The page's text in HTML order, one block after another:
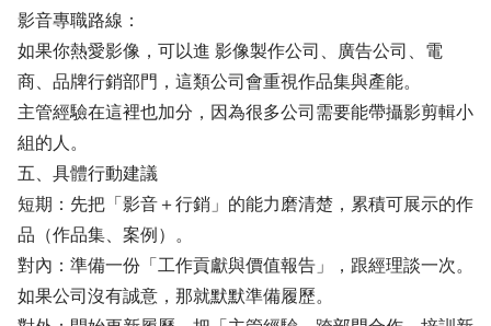
影音專職路線：
如果你熱愛影像，可以進 影像製作公司、廣告公司、電
商、品牌行銷部門，這類公司會重視作品集與產能。
主管經驗在這裡也加分，因為很多公司需要能帶攝影剪輯小
組的人。
五、具體行動建議
短期：先把「影音＋行銷」的能力磨清楚，累積可展示的作
品（作品集、案例）。
對內：準備一份「工作貢獻與價值報告」，跟經理談一次。
如果公司沒有誠意，那就默默準備履歷。